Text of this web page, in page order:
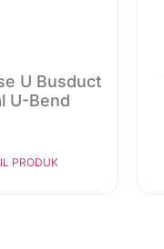
U Busduct
U-Bend
PRODUK